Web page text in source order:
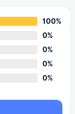
100%
0%
0%
0%
0%